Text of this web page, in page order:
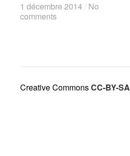
1 décembre 2014/ No
comments
1 décembre 2014/ No
comments
Creative CommonsCC-BY-SA